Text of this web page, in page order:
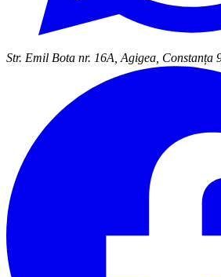
Str. Emil Bota nr. 16A, Agigea, Constanța